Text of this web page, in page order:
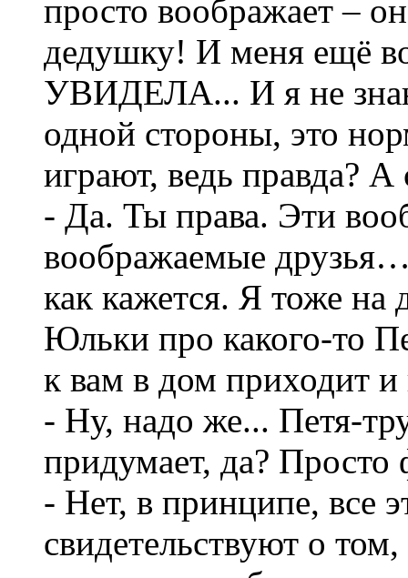
просто воображает –
дедушку! И меня ещё
УВИДЕЛА... И я не
одной стороны, это
играют, ведь правда?
- Да. Ты права. Эти
воображаемые друзья…
как кажется. Я тоже на
Юльки про какого-то
к вам в дом приходит и
- Ну, надо же... Петя-
придумает, да? Просто
- Нет, в принципе, все
свидетельствуют о